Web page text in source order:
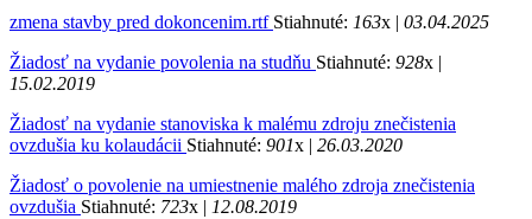
zmena stavby pred dokoncenim.rtf Stiahnuté: 163x | 03.04.2025
Žiadosť na vydanie povolenia na studňu Stiahnuté: 928x |
15.02.2019
Žiadosť na vydanie stanoviska k malému zdroju znečistenia
ovzdušia ku kolaudácii Stiahnuté: 901x | 26.03.2020
Žiadosť o povolenie na umiestnenie malého zdroja znečistenia
ovzdušia Stiahnuté: 723x | 12.08.2019